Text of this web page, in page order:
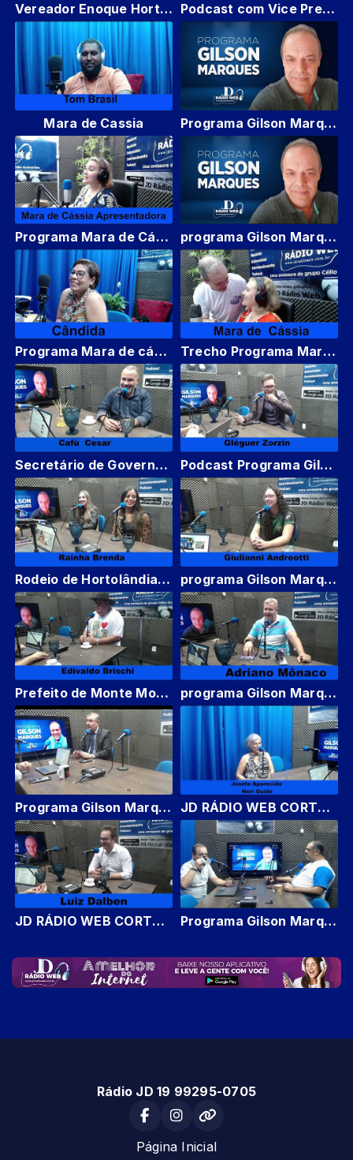
Vereador Enoque Hortolandia Podcast com Vice Prefeito Henrique de Sumaré
Mara de Cassia Programa Gilson Marques
Programa Mara de Cássia programa Gilson Marques
Programa Mara de cássia Trecho Programa Mara de Cássia JD RÁDIO WEB
Secretário de Governo de Hortolândia Cafú Cesar Podcast Gilson Marques RÁDIO JD WEB Podcast Programa Gilson Marques JD Rádio web Hortolândia
Rodeio de Hortolândia 2023 Rainha Brenda , princesa Emily e Miss simpatia cailaine JD RADIO WEB programa Gilson Marques Giulianni Andreotti, atleta de Karatê de Hortolândia
Prefeito de Monte Mor Edivaldo Brischi Poscast Gilson Marques JD Rádio web Hortolândia programa Gilson Marques
Programa Gilson Marques 22/03/2023 #3 JD RÁDIO WEB CORTES GILSON MARQUES
JD RÁDIO WEB CORTES PROGRAMA GILSON MARQUES Programa Gilson Marques 22/03/2023 #3
Rádio JD 19 99295-0705
Página Inicial